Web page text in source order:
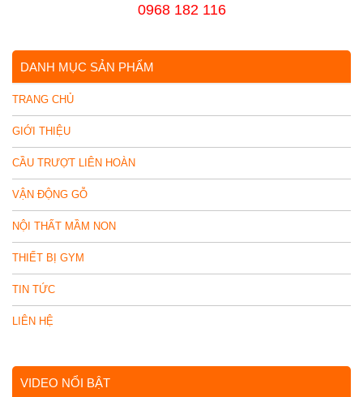
0968 182 116
DANH MỤC SẢN PHẨM
TRANG CHỦ
GIỚI THIỆU
CẦU TRƯỢT LIÊN HOÀN
VẬN ĐỘNG GỖ
NỘI THẤT MẦM NON
THIẾT BỊ GYM
TIN TỨC
LIÊN HỆ
VIDEO NỔI BẬT